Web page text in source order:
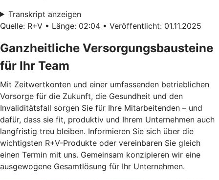
Transkript anzeigen
Quelle: R+V • Länge: 02:04 • Veröffentlicht: 01.11.2025
Ganzheitliche Versorgungsbausteine
für Ihr Team
Mit Zeitwertkonten und einer umfassenden betrieblichen
Vorsorge für die Zukunft, die Gesundheit und den
Invaliditätsfall sorgen Sie für Ihre Mitarbeitenden – und
dafür, dass sie fit, produktiv und Ihrem Unternehmen auch
langfristig treu bleiben. Informieren Sie sich über die
wichtigsten R+V-Produkte oder vereinbaren Sie gleich
einen Termin mit uns. Gemeinsam konzipieren wir eine
ausgewogene Gesamtlösung für Ihr Unternehmen.